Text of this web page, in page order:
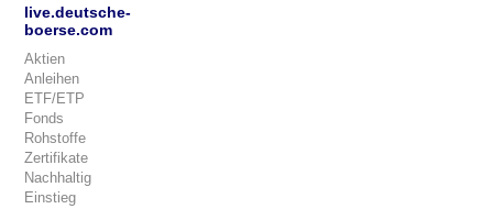
live.deutsche-
boerse.com
Aktien
Anleihen
ETF/ETP
Fonds
Rohstoffe
Zertifikate
Nachhaltig
Einstieg